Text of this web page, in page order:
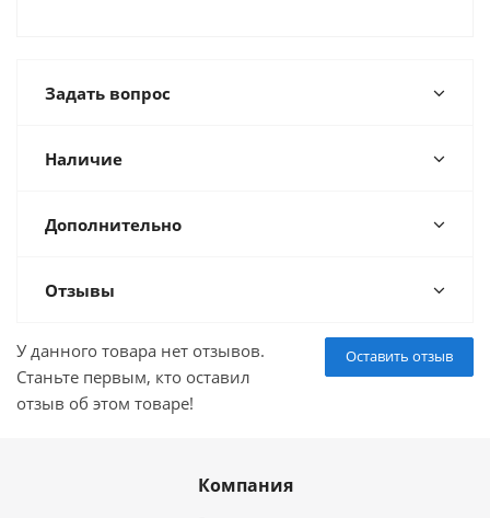
Задать вопрос
Наличие
Дополнительно
Отзывы
Оставить отзыв
У данного товара нет отзывов.
Станьте первым, кто оставил
отзыв об этом товаре!
Компания